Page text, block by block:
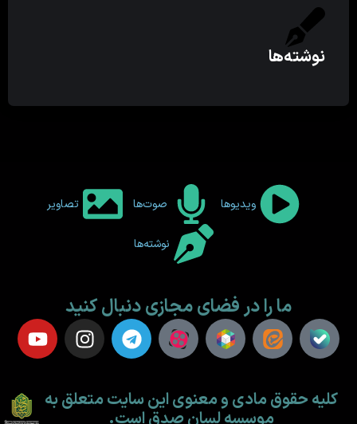
نوشته‌ها
ویدیوها صوت‌ها تصاویر
نوشته‌ها
ما را در فضای مجازی دنبال کنید
کلیه حقوق مادی و معنوی این سایت متعلق به